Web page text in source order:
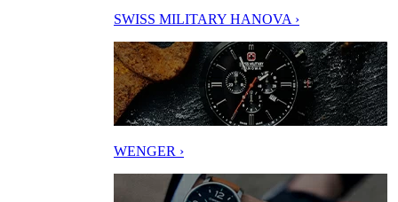
SWISS MILITARY HANOVA ›
WENGER ›